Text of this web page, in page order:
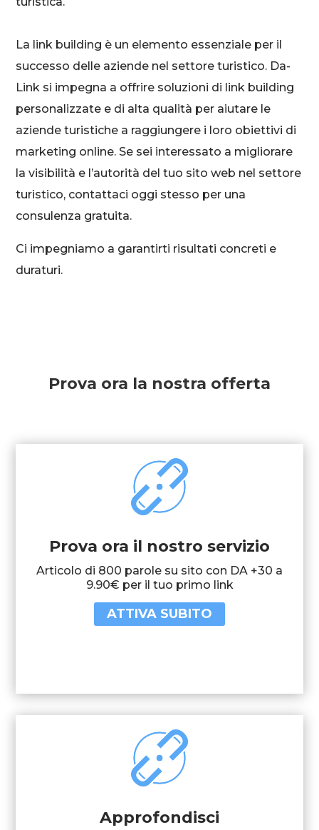
La link building è un elemento essenziale per il
successo delle aziende nel settore turistico. Da-
Link si impegna a offrire soluzioni di link building
personalizzate e di alta qualità per aiutare le
aziende turistiche a raggiungere i loro obiettivi di
marketing online. Se sei interessato a migliorare
la visibilità e l’autorità del tuo sito web nel settore
turistico, contattaci oggi stesso per una
consulenza gratuita.
Ci impegniamo a garantirti risultati concreti e
duraturi.
Prova ora la nostra offerta
Prova ora il nostro servizio
Articolo di 800 parole su sito con DA +30 a
9.90€ per il tuo primo link
ATTIVA SUBITO
Approfondisci